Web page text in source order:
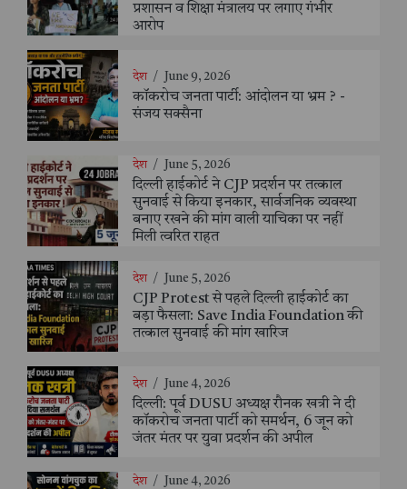
प्रशासन व शिक्षा मंत्रालय पर लगाए गंभीर
आरोप
देश / June 9, 2026
कॉकरोच जनता पार्टी: आंदोलन या भ्रम ? -
संजय सक्सैना
देश / June 5, 2026
दिल्ली हाईकोर्ट ने CJP प्रदर्शन पर तत्काल
सुनवाई से किया इनकार, सार्वजनिक व्यवस्था
बनाए रखने की मांग वाली याचिका पर नहीं
मिली त्वरित राहत
देश / June 5, 2026
CJP Protest से पहले दिल्ली हाईकोर्ट का
बड़ा फैसला: Save India Foundation की
तत्काल सुनवाई की मांग खारिज
देश / June 4, 2026
दिल्ली: पूर्व DUSU अध्यक्ष रौनक खत्री ने दी
कॉकरोच जनता पार्टी को समर्थन, 6 जून को
जंतर मंतर पर युवा प्रदर्शन की अपील
देश / June 4, 2026